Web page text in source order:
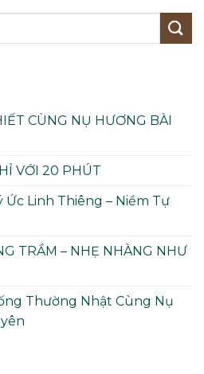
CÙNG NỤ HƯƠNG BÀI
VỚI 20 PHÚT
Linh Thiêng – Niềm Tự
TRẦM – NHẸ NHÀNG NHƯ
Thường Nhật Cùng Nụ